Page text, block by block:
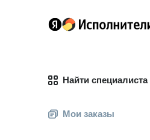
Найти специалиста
Мои заказы